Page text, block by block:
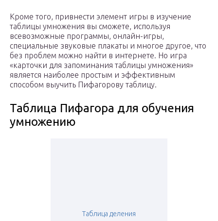
Кроме того, привнести элемент игры в изучение
таблицы умножения вы сможете, используя
всевозможные программы, онлайн-игры,
специальные звуковые плакаты и многое другое, что
без проблем можно найти в интернете. Но игра
«карточки для запоминания таблицы умножения»
является наиболее простым и эффективным
способом выучить Пифагорову таблицу.
Таблица Пифагора для обучения
умножению
Таблица деления